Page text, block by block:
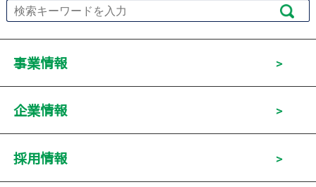
検索
事業情報
企業情報
採用情報